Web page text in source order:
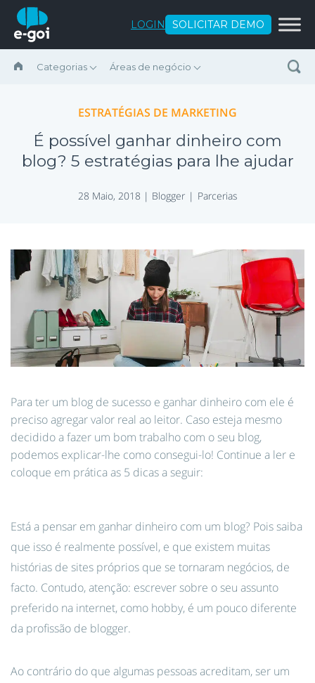
Ir para o conteúdo
LOGIN SOLICITAR DEMO
Categorias Áreas de negócio
ESTRATÉGIAS DE MARKETING
É possível ganhar dinheiro com
blog? 5 estratégias para lhe ajudar
28 Maio, 2018 | Blogger Parcerias
Para ter um blog de sucesso e ganhar dinheiro com ele é
preciso agregar valor real ao leitor. Caso esteja mesmo
decidido a fazer um bom trabalho com o seu blog,
podemos explicar-lhe como consegui-lo! Continue a ler e
coloque em prática as 5 dicas a seguir:
Está a pensar em ganhar dinheiro com um blog? Pois saiba
que isso é realmente possível, e que existem muitas
histórias de sites próprios que se tornaram negócios, de
facto. Contudo, atenção: escrever sobre o seu assunto
preferido na internet, como hobby, é um pouco diferente
da profissão de blogger.
Ao contrário do que algumas pessoas acreditam, ser um